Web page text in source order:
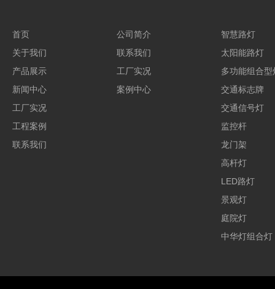
首页
关于我们
产品展示
新闻中心
工厂实况
工程案例
联系我们
公司简介
联系我们
工厂实况
案例中心
智慧路灯
太阳能路灯
多功能组合型
交通标志牌
交通信号灯
监控杆
龙门架
高杆灯
LED路灯
景观灯
庭院灯
中华灯组合灯